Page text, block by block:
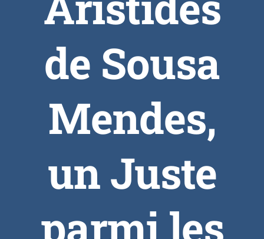
de Sousa
Mendes,
un Juste
parmi les